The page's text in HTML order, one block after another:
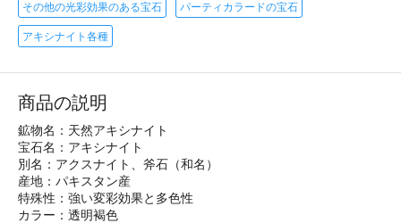
その他の光彩効果のある宝石 パーティカラードの宝石
アキシナイト各種
商品の説明
鉱物名：天然アキシナイト
宝石名：アキシナイト
別名：アクスナイト、斧石（和名）
産地：パキスタン産
特殊性：強い変彩効果と多色性
カラー：透明褐色